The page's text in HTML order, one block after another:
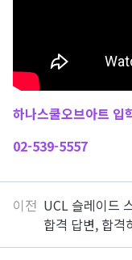
하나스쿨오브아트 입
02-539-5557
이전 UCL 슬레이드
합격 답변, 합격